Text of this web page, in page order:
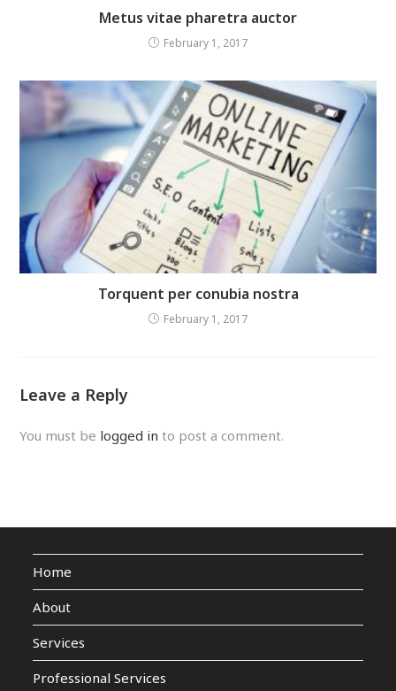
Metus vitae pharetra auctor
February 1, 2017
Torquent per conubia nostra
February 1, 2017
Leave a Reply
You must be logged in to post a comment.
Home
About
Services
Professional Services